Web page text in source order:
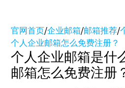
官网首页/企业邮箱/邮箱推荐/
个人企业邮箱怎么免费注册？
个人企业邮箱是什
邮箱怎么免费注册